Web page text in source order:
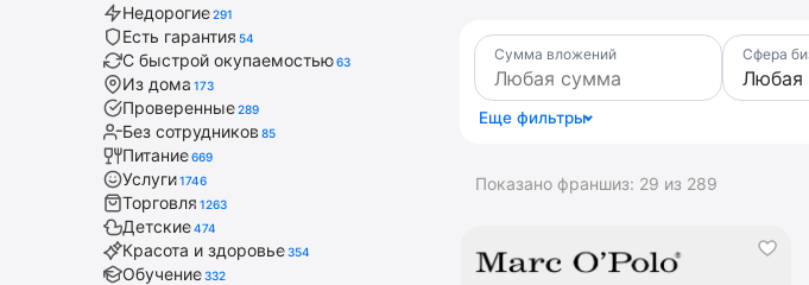
Недорогие291
Есть гарантия 54
С быстрой окупаемостью63
Из дома 173
Проверенные289
Без сотрудников 85
Питание669
Услуги1746
Торговля 1263
Детские474
Красота и здоровье354
Обучение332
Сумма вложений Сфера
Еще фильтры
Показано франшиз: 29 из 289